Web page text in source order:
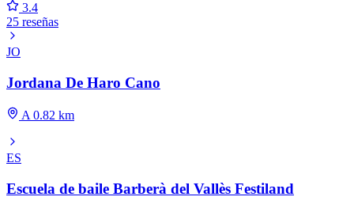
3.4
25 reseñas
JO
Jordana De Haro Cano
A 0.82 km
ES
Escuela de baile Barberà del Vallès Festiland